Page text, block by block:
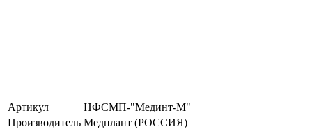
Артикул
НФСМП-"Мединт-М"
Производитель Медплант (РОССИЯ)